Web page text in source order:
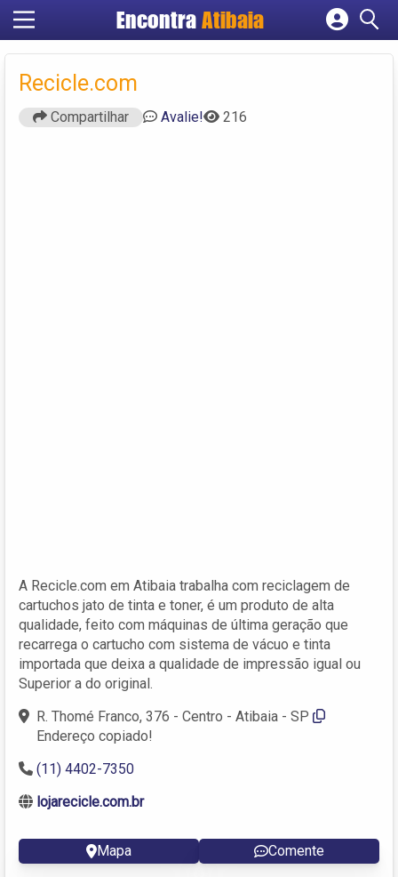
Encontra Atibaia
Cadastrar empresa
Recicle.com
Compartilhar Avalie! 216
A Recicle.com em Atibaia trabalha com reciclagem de
cartuchos jato de tinta e toner, é um produto de alta
qualidade, feito com máquinas de última geração que
recarrega o cartucho com sistema de vácuo e tinta
importada que deixa a qualidade de impressão igual ou
Superior a do original.
R. Thomé Franco, 376 - Centro - Atibaia - SP
Endereço copiado!
(11) 4402-7350
lojarecicle.com.br
Mapa Comente